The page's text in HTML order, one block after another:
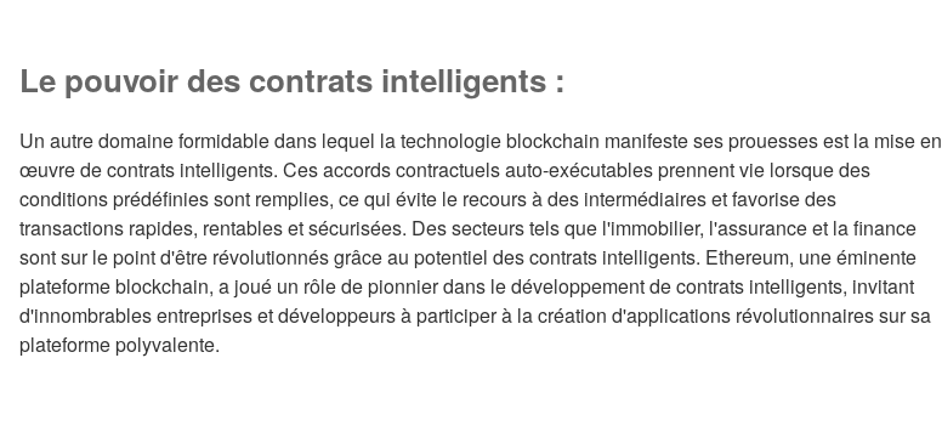
Le pouvoir des contrats intelligents :
Un autre domaine formidable dans lequel la technologie blockchain manifeste ses prouesses est la mise en
œuvre de contrats intelligents. Ces accords contractuels auto-exécutables prennent vie lorsque des
conditions prédéfinies sont remplies, ce qui évite le recours à des intermédiaires et favorise des
transactions rapides, rentables et sécurisées. Des secteurs tels que l'immobilier, l'assurance et la finance
sont sur le point d'être révolutionnés grâce au potentiel des contrats intelligents. Ethereum, une éminente
plateforme blockchain, a joué un rôle de pionnier dans le développement de contrats intelligents, invitant
d'innombrables entreprises et développeurs à participer à la création d'applications révolutionnaires sur sa
plateforme polyvalente.